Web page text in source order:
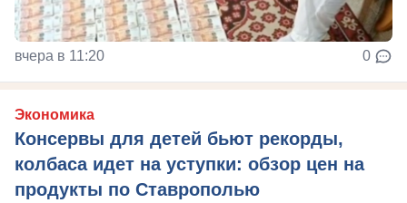
вчера в 11:20 0
Экономика
Консервы для детей бьют рекорды,
колбаса идет на уступки: обзор цен на
продукты по Ставрополью